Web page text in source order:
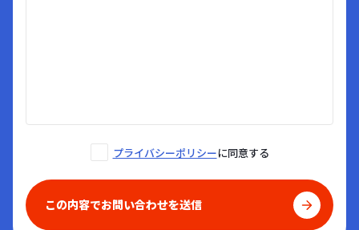
プライバシーポリシーに同意する
この内容でお問い合わせを送信